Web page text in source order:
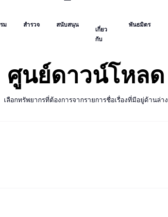
ม
สำรวจ
สนับสนุน
เกี่ยว
กับ
พันธมิตร
ศูนย์ดาวน์โหลด
เลือกทรัพยากรที่ต้องการจากรายการชื่อเรื่องที่มีอยู่ด้านล่าง